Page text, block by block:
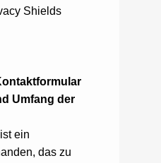
Shields
Umfang der
ein
das zu